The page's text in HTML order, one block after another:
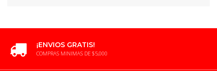
¡ENVIOS GRATIS!
COMPRAS MINIMAS DE $5,000